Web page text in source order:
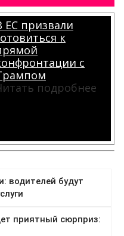
ЕС призвали
к
с
подробнее